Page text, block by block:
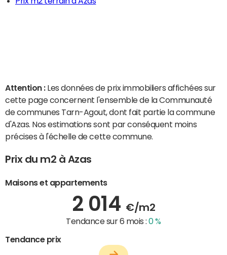
Attention : Les données de prix immobiliers affichées sur
cette page concernent l'ensemble de la Communauté
de communes Tarn-Agout, dont fait partie la commune
d'Azas. Nos estimations sont par conséquent moins
précises à l'échelle de cette commune.
Prix du m2 à Azas
Maisons et appartements
2 014 €/m2
Tendance sur 6 mois :0 %
Tendance prix